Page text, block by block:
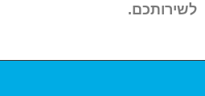
לשירותכם.